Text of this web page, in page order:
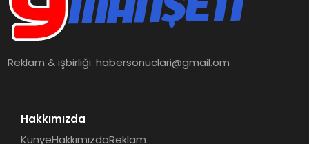
Reklam & işbirliği:habersonuclari@gmail.om
Hakkımızda
KünyeHakkımızdaReklam